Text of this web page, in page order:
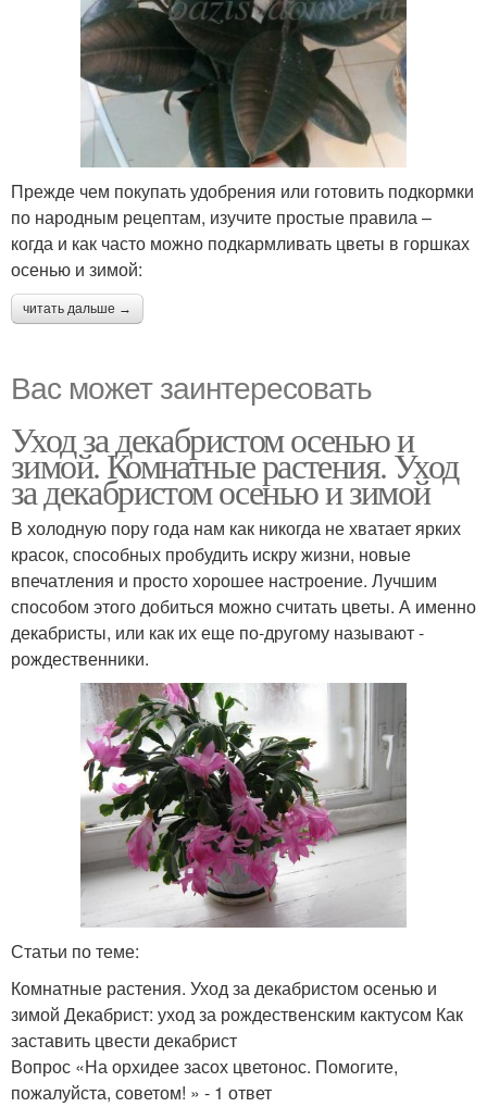
Прежде чем покупать удобрения или готовить подкормки
по народным рецептам, изучите простые правила –
когда и как часто можно подкармливать цветы в горшках
осенью и зимой:
читать дальше →
Вас может заинтересовать
Уход за декабристом осенью и
зимой. Комнатные растения. Уход
за декабристом осенью и зимой
В холодную пору года нам как никогда не хватает ярких
красок, способных пробудить искру жизни, новые
впечатления и просто хорошее настроение. Лучшим
способом этого добиться можно считать цветы. А именно
декабристы, или как их еще по-другому называют -
рождественники.
Статьи по теме:
Комнатные растения. Уход за декабристом осенью и
зимой Декабрист: уход за рождественским кактусом Как
заставить цвести декабрист
Вопрос «На орхидее засох цветонос. Помогите,
пожалуйста, советом! » - 1 ответ